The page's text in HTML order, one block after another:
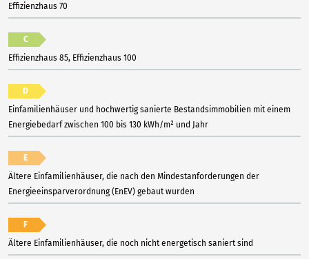
Effizienzhaus 70
C
Effizienzhaus 85, Effizienzhaus 100
D
Einfamilienhäuser und hochwertig sanierte Bestandsimmobilien mit einem
Energiebedarf zwischen 100 bis 130 kWh/m² und Jahr
E
Ältere Einfamilienhäuser, die nach den Mindestanforderungen der
Energieeinsparverordnung (EnEV) gebaut wurden
F
Ältere Einfamilienhäuser, die noch nicht energetisch saniert sind